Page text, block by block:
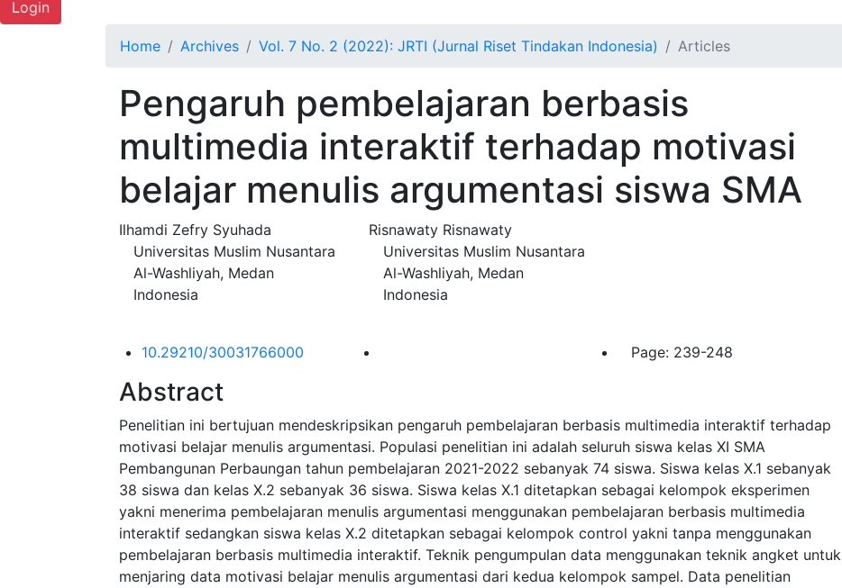
Login
Home Archives Vol. 7 No. 2 (2022): JRTI (Jurnal Riset Tindakan Indonesia) Articles
Pengaruh pembelajaran berbasis
multimedia interaktif terhadap motivasi
belajar menulis argumentasi siswa SMA
Ilhamdi Zefry Syuhada
Universitas Muslim Nusantara
Al-Washliyah, Medan
Indonesia
Risnawaty Risnawaty
Universitas Muslim Nusantara
Al-Washliyah, Medan
Indonesia
10.29210/30031766000 Page: 239-248
Abstract
Penelitian ini bertujuan mendeskripsikan pengaruh pembelajaran berbasis multimedia interaktif terhadap
motivasi belajar menulis argumentasi. Populasi penelitian ini adalah seluruh siswa kelas XI SMA
Pembangunan Perbaungan tahun pembelajaran 2021-2022 sebanyak 74 siswa. Siswa kelas X.1 sebanyak
38 siswa dan kelas X.2 sebanyak 36 siswa. Siswa kelas X.1 ditetapkan sebagai kelompok eksperimen
yakni menerima pembelajaran menulis argumentasi menggunakan pembelajaran berbasis multimedia
interaktif sedangkan siswa kelas X.2 ditetapkan sebagai kelompok control yakni tanpa menggunakan
pembelajaran berbasis multimedia interaktif. Teknik pengumpulan data menggunakan teknik angket untuk
menjaring data motivasi belajar menulis argumentasi dari kedua kelompok sampel. Data penelitian